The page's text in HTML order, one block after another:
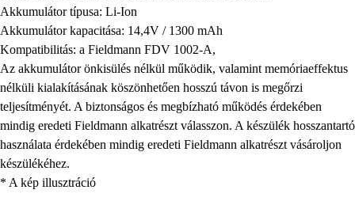
Akkumulátor típusa: Li-Ion
Akkumulátor kapacitása: 14,4V / 1300 mAh
Kompatibilitás: a Fieldmann FDV 1002-A,
Az akkumulátor önkisülés nélkül működik, valamint memóriaeffektus
nélküli kialakításának köszönhetően hosszú távon is megőrzi
teljesítményét. A biztonságos és megbízható működés érdekében
mindig eredeti Fieldmann alkatrészt válasszon. A készülék hosszantartó
használata érdekében mindig eredeti Fieldmann alkatrészt vásároljon
készülékéhez.
* A kép illusztráció